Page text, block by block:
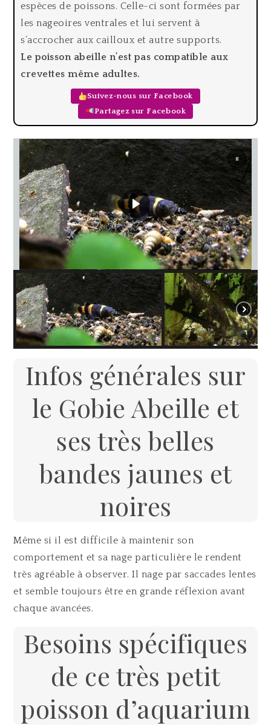
espèces de poissons. Celle-ci sont formées par
les nageoires ventrales et lui servent à
s’accrocher aux cailloux et autre supports.
Le poisson abeille n’est pas compatible aux
crevettes même adultes.
Suivez-nous sur Facebook
Partagez sur Facebook
Infos générales sur
le Gobie Abeille et
ses très belles
bandes jaunes et
noires
Même si il est difficile à maintenir son
comportement et sa nage particulière le rendent
très agréable à observer. Il nage par saccades lentes
et semble toujours être en grande réflexion avant
chaque avancées.
Besoins spécifiques
de ce très petit
poisson d’aquarium